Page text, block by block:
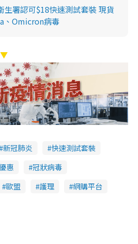
生署認可$18快速測試套裝 現貨
、Omicron病毒
▼
新冠肺炎
快速測試套裝
惠
冠狀病毒
歐盟 護理
網購平台